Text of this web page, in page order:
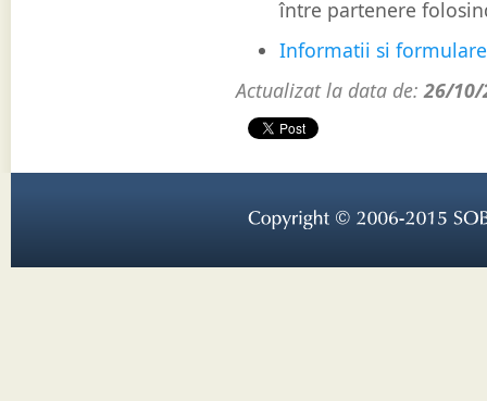
între partenere
Informatii si
Actualizat la data de:26/10/
Copyright © 2006-2015